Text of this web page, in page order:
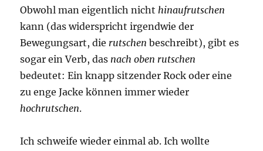
Obwohl man eigentlich nichthinaufrutschen
kann (das widerspricht irgendwie der
Bewegungsart, die rutschen beschreibt), gibt es
sogar ein Verb, das nach oben rutschen
bedeutet: Ein knapp sitzender Rock oder eine
zu enge Jacke können immer wieder
hochrutschen.
Ich schweife wieder einmal ab. Ich wollte